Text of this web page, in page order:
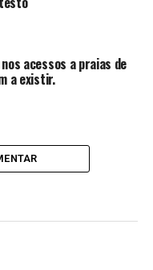
acessos a praias de
a existir.